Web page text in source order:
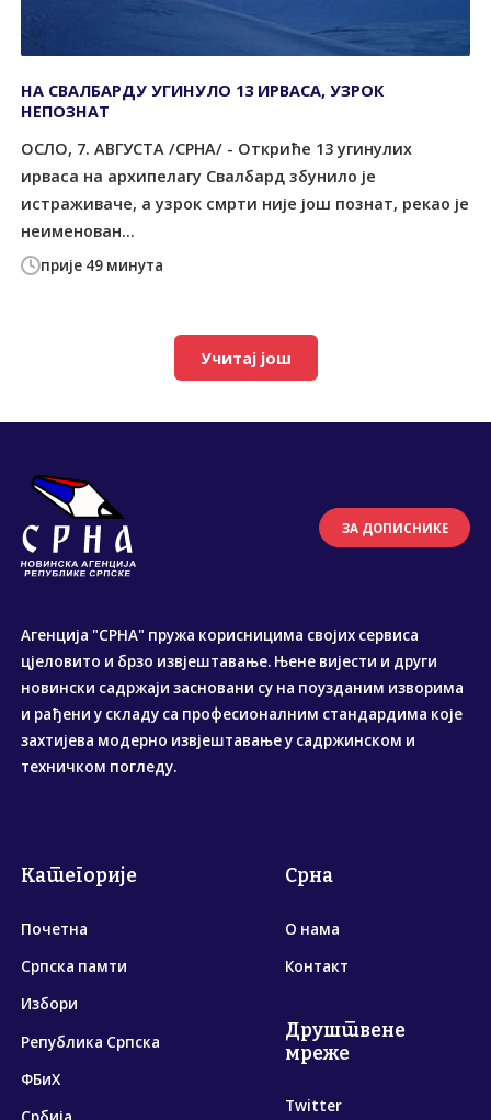
прије 49 минута
НА СВАЛБАРДУ УГИНУЛО 13 ИРВАСА, УЗРОК
НЕПОЗНАТ
ОСЛО, 7. АВГУСТА /СРНА/ - Откриће 13 угинулих
ирваса на архипелагу Свалбард збунило је
истраживаче, а узрок смрти није још познат, рекао је
неименован...
Учитај још
ЗА ДОПИСНИКЕ
Агенција "СРНА" пружа корисницима својих сервиса
цјеловито и брзо извјештавање. Њене вијести и други
новински садржаји засновани су на поузданим изворима
и рађени у складу са професионалним стандардима које
захтијева модерно извјештавање у садржинском и
техничком погледу.
Категорије
Почетна
Српска памти
Избори
Република Српска
ФБиХ
Срна
О нама
Контакт
Друштвене
мреже
Twitter